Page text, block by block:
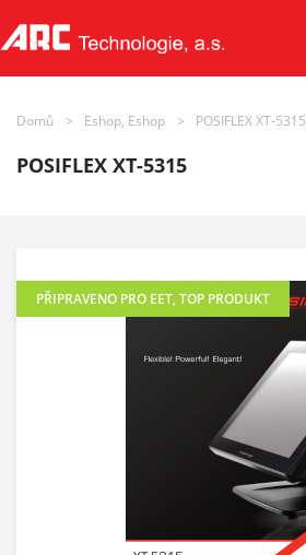
Domů > Eshop, Eshop > POSIFLEX XT-5315
POSIFLEX XT-5315
PŘIPRAVENO PRO EET,TOP PRODUKT